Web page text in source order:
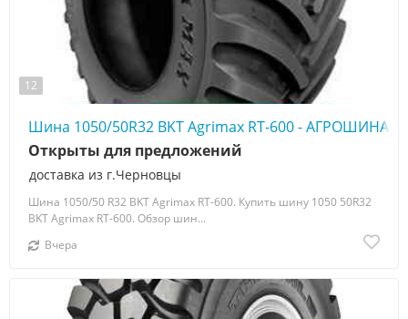
12
Шина 1050/50R32 BKT Agrimax RT-600 - АГРОШИНА ☎️
доставка из г.Черновцы
Открыты для предложений
Шина 1050/50 R32 BKT Agrimax RT-600. Купить шину 1050 50R32
BKT Agrimax RT-600. Обзор шин...
Вчера